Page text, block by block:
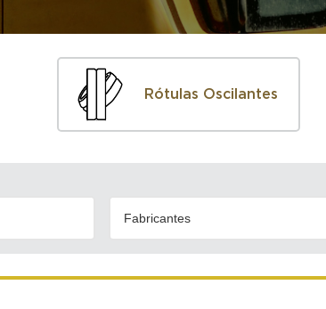
Rótulas Oscilantes
Fabricantes